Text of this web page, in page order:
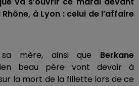
à Lyon : celui de l’affaire
mère, ainsi que Berkane
beau père vont devoir à
la mort de la fillette lors de ce